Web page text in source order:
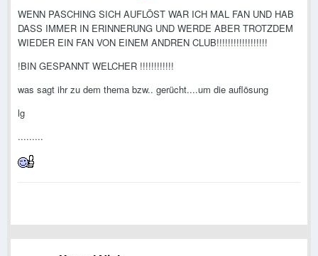
WENN PASCHING SICH AUFLÖST WAR ICH MAL FAN UND HAB
DASS IMMER IN ERINNERUNG UND WERDE ABER TROTZDEM
WIEDER EIN FAN VON EINEM ANDREN CLUB!!!!!!!!!!!!!!!!!!
!BIN GESPANNT WELCHER !!!!!!!!!!!!
was sagt ihr zu dem thema bzw.. gerücht....um die auflösung
lg
.........